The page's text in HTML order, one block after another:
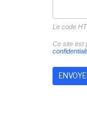
Le code
Ce site est